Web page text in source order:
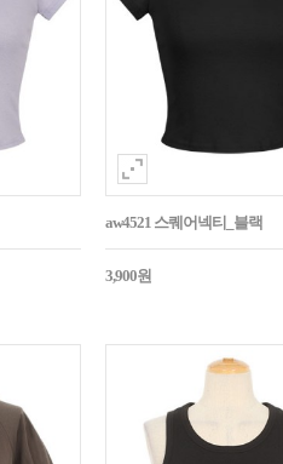
aw4521 스퀘어넥티_블랙
3,900원